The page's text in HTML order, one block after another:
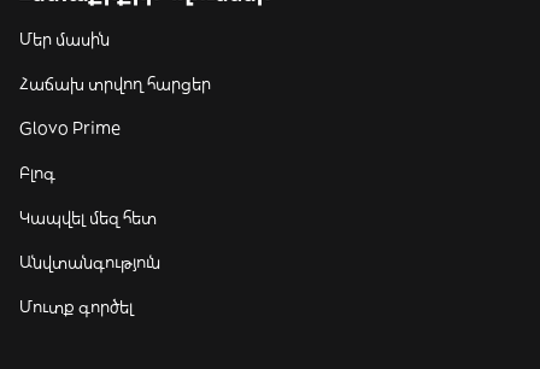
Մեր մասին
Հաճախ տրվող հարցեր
Glovo Prime
Բլոգ
Կապվել մեզ հետ
Անվտանգություն
Մուտք գործել